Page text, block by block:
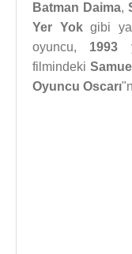
Batman Daima,
Yer Yokgibi
oyuncu, 1993
filmindeki
Oyuncu Oscarı